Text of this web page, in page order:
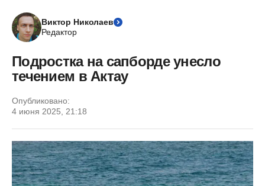
Виктор Николаев
Редактор
Подростка на сапборде унесло
течением в Актау
Опубликовано:
4 июня 2025, 21:18